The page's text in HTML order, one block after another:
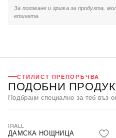
За ползване и грижа за продукта,
етикета.
СТИЛИСТ ПРЕПОРЪЧВА
ПОДОБНИ
Подбрани специално за теб въз
IRALL
ДАМСКА НОЩНИЦА